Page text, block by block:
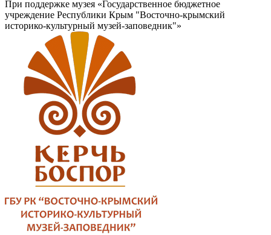
При поддержке музея «Государственное бюджетное
учреждение Республики Крым "Восточно-крымский
историко-культурный музей-заповедник"»